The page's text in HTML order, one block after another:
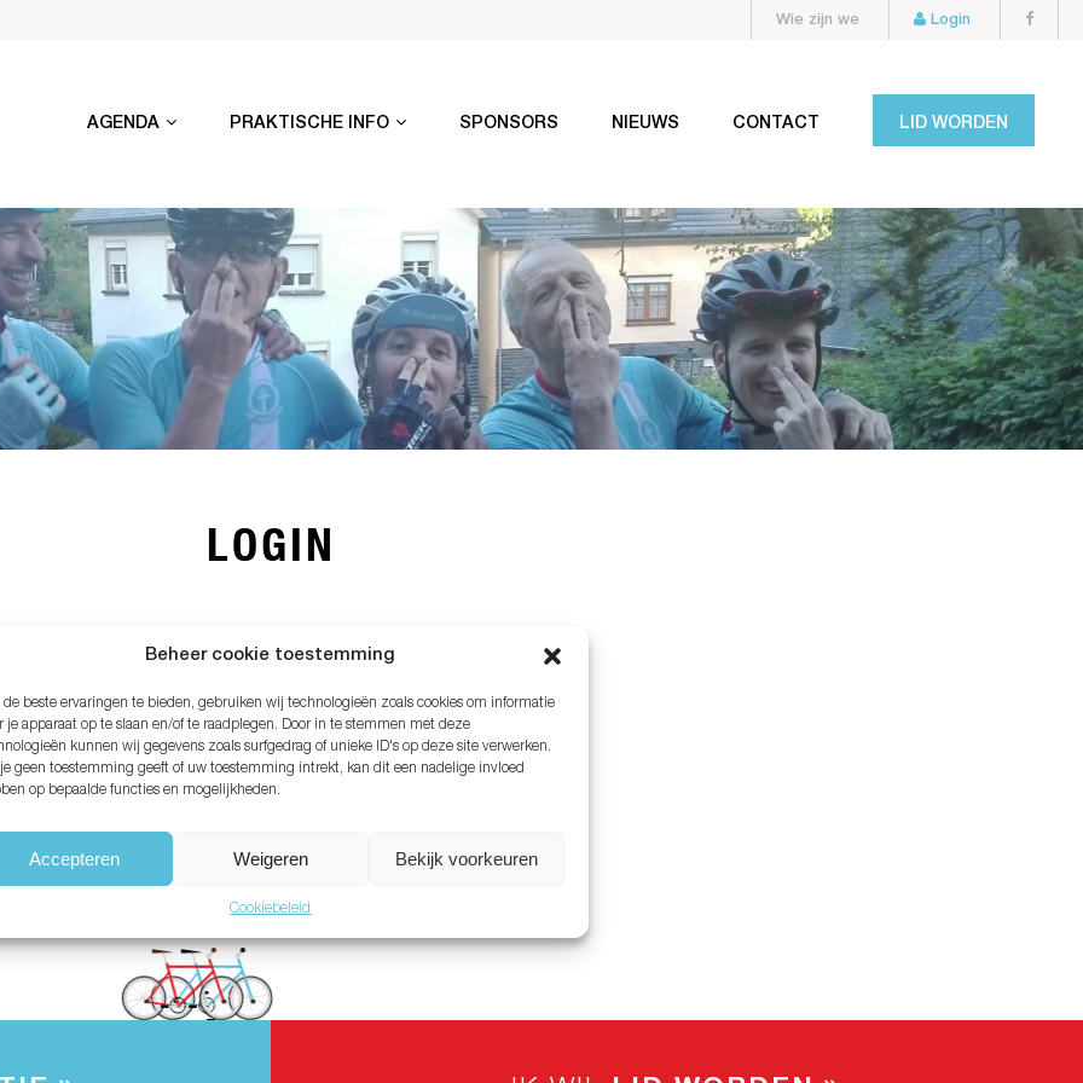
Beheer cookie toestemming
de beste ervaringen te bieden, gebruiken wij technologieën zoals cookies om informatie
je apparaat op te slaan en/of te raadplegen. Door in te stemmen met deze
kunnen wij gegevens zoals surfgedrag of unieke ID's op deze site verwerken.
geen toestemming geeft of uw toestemming intrekt, kan dit een nadelige invloed
op bepaalde functies en mogelijkheden.
Accepteren Weigeren Bekijk voorkeuren
Cookiebeleid
Wie zijn we Login
AGENDA PRAKTISCHE INFO SPONSORS NIEUWS CONTACT LID WORDEN
LOGIN
vergeten?